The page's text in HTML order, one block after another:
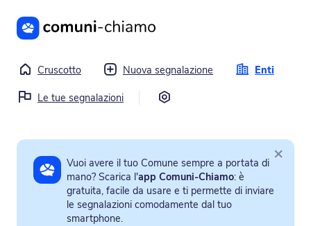
Vai al contenuto principale
Cruscotto Nuova segnalazione
Enti
Le tue segnalazioni
Vuoi avere il tuo Comune sempre a portata di
mano? Scarica l'app Comuni-Chiamo: è
gratuita, facile da usare e ti permette di inviare
le segnalazioni comodamente dal tuo
smartphone.
×